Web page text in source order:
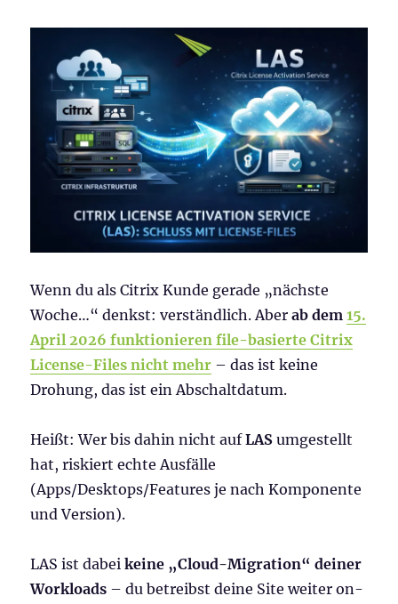
Wenn du als Citrix Kunde gerade „nächste
Woche…“ denkst: verständlich. Aberab dem15.
April 2026 funktionieren file-basierte Citrix
License-Files nicht mehr – das ist keine
Drohung, das ist ein Abschaltdatum.
Heißt: Wer bis dahin nicht aufLAS umgestellt
hat, riskiert echte Ausfälle
(Apps/Desktops/Features je nach Komponente
und Version).
LAS ist dabeikeine „Cloud-Migration“ deiner
Workloads – du betreibst deine Site weiter on-